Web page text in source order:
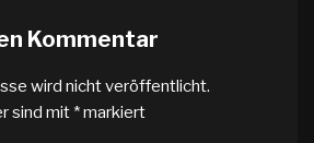
Kommentar
wird nicht veröffentlicht.
sind mit *markiert